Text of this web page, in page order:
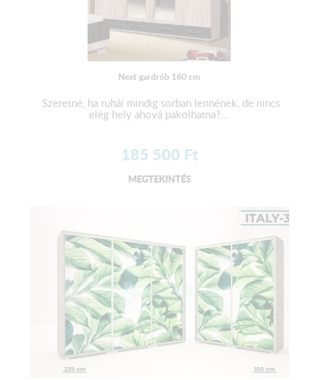
Next gardrób 160 cm
Szeretné, ha ruhái mindig sorban lennének, de nincs
elég hely ahová pakolhatna?...
185 500 Ft
MEGTEKINTÉS